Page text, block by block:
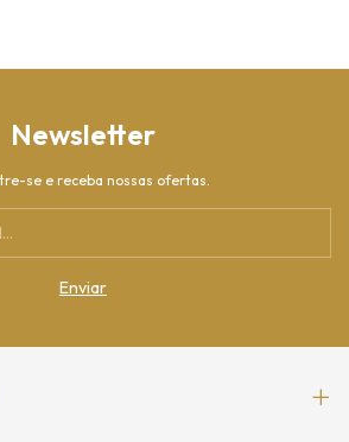
Newsletter
se e receba nossas ofertas.